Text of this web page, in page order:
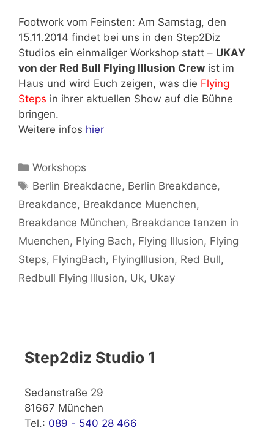
Footwork vom Feinsten: Am Samstag, den
15.11.2014 findet bei uns in den Step2Diz
Studios ein einmaliger Workshop statt – UKAY
von der Red Bull Flying Illusion Crew ist im
Haus und wird Euch zeigen, was die Flying
Steps in ihrer aktuellen Show auf die Bühne
bringen.
Weitere infos hier
Kategorien
Workshops
Schlagwörter
Berlin Breakdacne, Berlin Breakdance,
Breakdance, Breakdance Muenchen,
Breakdance München, Breakdance tanzen in
Muenchen, Flying Bach, Flying Illusion, Flying
Steps, FlyingBach, FlyingIllusion, Red Bull,
Redbull Flying Illusion, Uk, Ukay
Step2diz Studio 1
Sedanstraße 29
81667 München
Tel.: 089 - 540 28 466